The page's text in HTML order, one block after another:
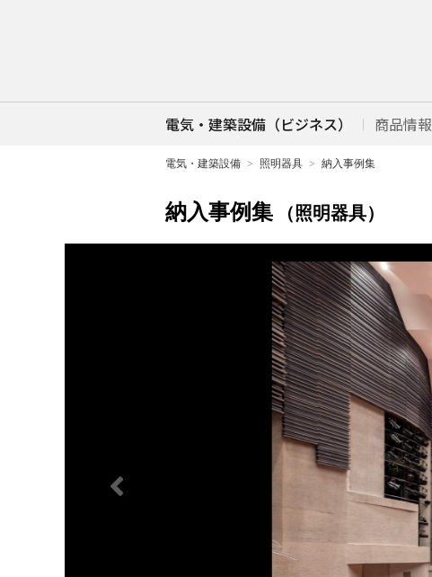
電気・建築設備（ビジネス） 商品情報
電気・建築設備 照明器具 納入事例集
納入事例集 （照明器具）